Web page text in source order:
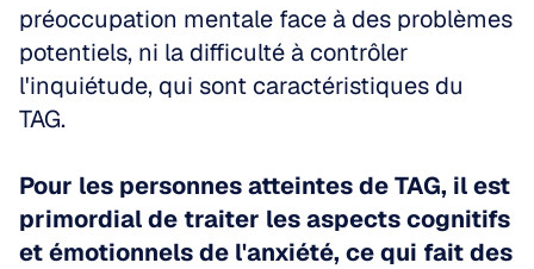
préoccupation mentale face à des problèmes
potentiels, ni la difficulté à contrôler
l'inquiétude, qui sont caractéristiques du
TAG.
Pour les personnes atteintes de TAG, il est
primordial de traiter les aspects cognitifs
et émotionnels de l'anxiété, ce qui fait des